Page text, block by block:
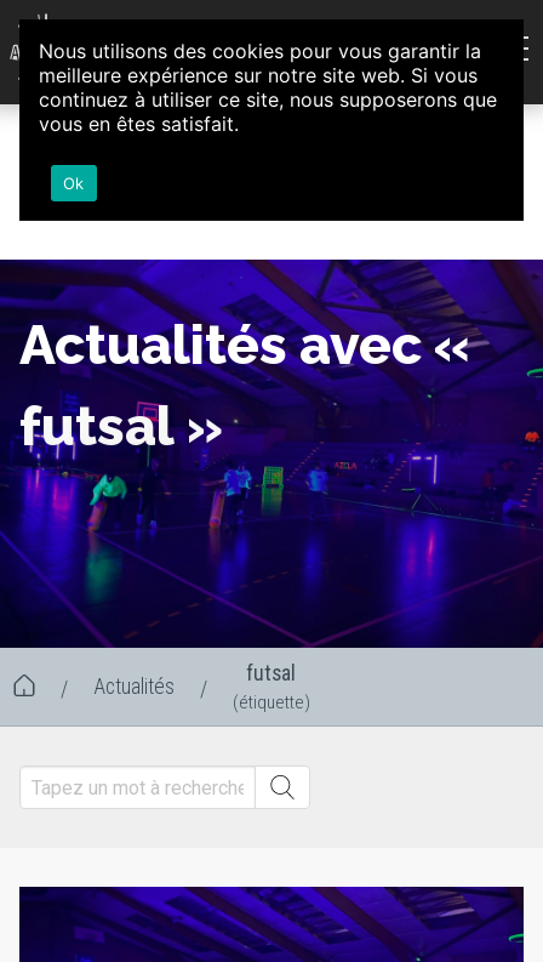
Aller au contenu
Association d'Animation et d'Initiatives Citoyennes
Loire-Authion
Actualités avec «
futsal »
/ Actualités /
futsal
(étiquette)
Nous utilisons des cookies pour vous garantir la
meilleure expérience sur notre site web. Si vous
continuez à utiliser ce site, nous supposerons que
vous en êtes satisfait.
Ok